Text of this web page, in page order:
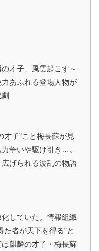
才子、風雲起こす～
あふれる登場人物が
才子”こと梅長蘇が見
争いや駆け引き…。
げられる波乱の物語
していた。情報組織
た者が天下を得る”と
麒麟の才子・梅長蘇